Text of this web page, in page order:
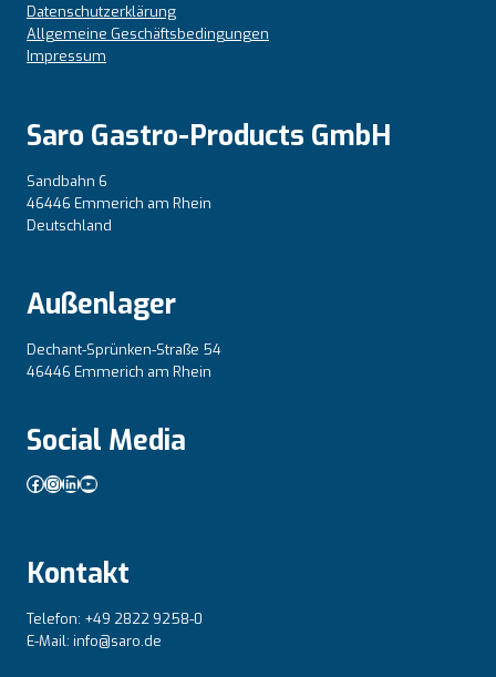
Datenschutzerklärung
Allgemeine Geschäftsbedingungen
Impressum
Saro Gastro-Products GmbH
Sandbahn 6
46446 Emmerich am Rhein
Deutschland
Außenlager
Dechant-Sprünken-Straße 54
46446 Emmerich am Rhein
Social Media
Facebook
Instagram
LinkedIn
YouTube
Kontakt
Telefon: +49 2822 9258-0
E-Mail: info@saro.de